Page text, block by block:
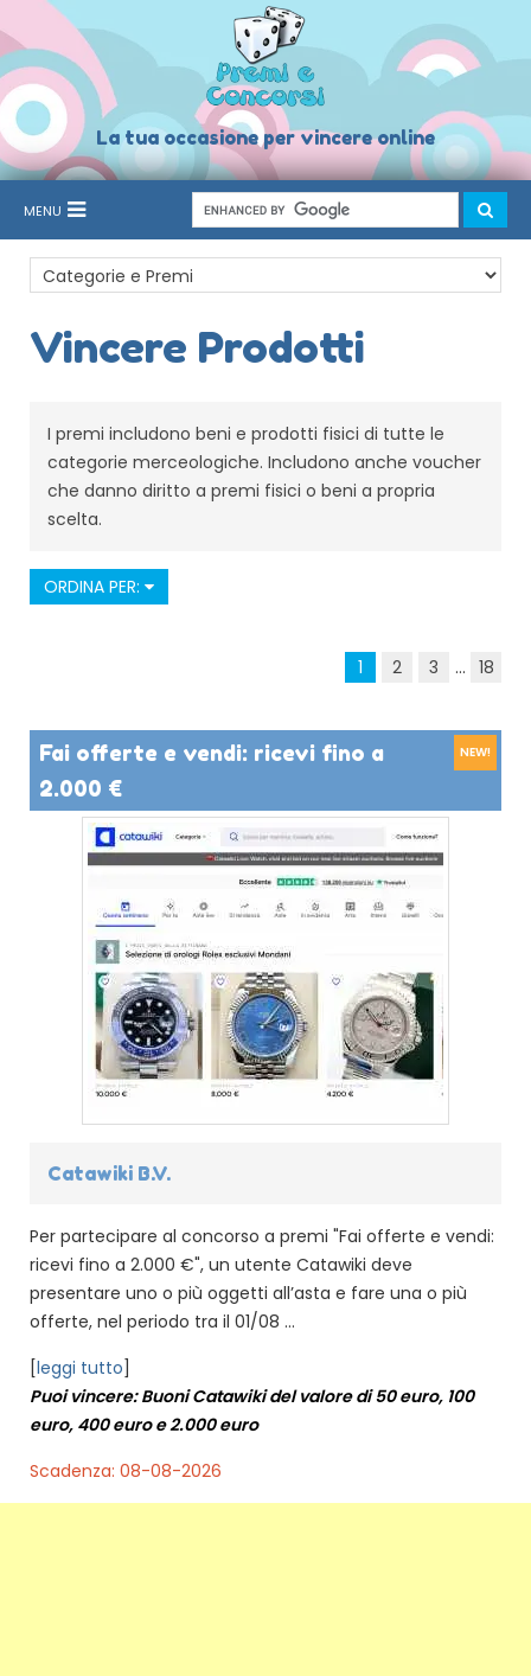
La tua occasione per vincere online
MENU
Vincere Prodotti
I premi includono beni e prodotti fisici di tutte le
categorie merceologiche. Includono anche voucher
che danno diritto a premi fisici o beni a propria
scelta.
ORDINA PER:
1 2 3 ... 18
NEW!
Fai offerte e vendi: ricevi fino a
2.000 €
Catawiki B.V.
Per partecipare al concorso a premi "Fai offerte e vendi:
ricevi fino a 2.000 €", un utente Catawiki deve
presentare uno o più oggetti all’asta e fare una o più
offerte, nel periodo tra il 01/08 ...
[leggi tutto]
Puoi vincere: Buoni Catawiki del valore di 50 euro, 100
euro, 400 euro e 2.000 euro
Scadenza: 08-08-2026